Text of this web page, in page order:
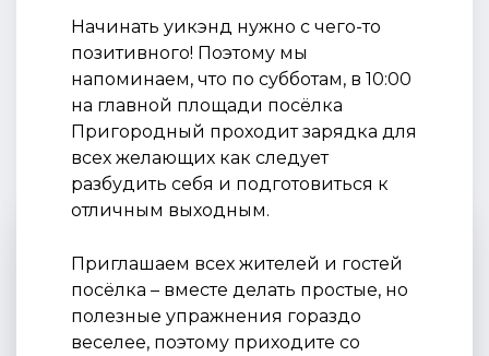
Начинать уикэнд нужно с чего-то
позитивного! Поэтому мы
напоминаем, что по субботам, в 10:00
на главной площади посёлка
Пригородный проходит зарядка для
всех желающих как следует
разбудить себя и подготовиться к
отличным выходным.
Приглашаем всех жителей и гостей
посёлка – вместе делать простые, но
полезные упражнения гораздо
веселее, поэтому приходите со